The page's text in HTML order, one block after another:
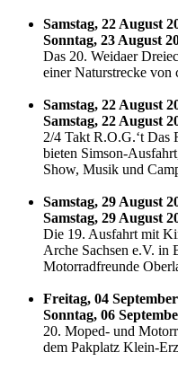
Samstag, 22 August
Sonntag, 23 August
Das 20. Weidaer
einer Naturstrecke von
Samstag, 22 August
Samstag, 22 August
2/4 Takt R.O.G.‘t Das
bieten Simson-
Show, Musik und
Samstag, 29 August
Samstag, 29 August
Die 19. Ausfahrt mit
Arche Sachsen e.V. in
Motorradfreunde
Freitag, 04
Sonntag, 06
20. Moped- und
dem Pakplatz Klein-